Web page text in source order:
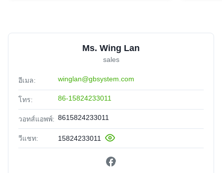
Ms. Wing Lan
sales
อีเมล: winglan@gbsystem.com
โทร: 86-15824233011
วอทส์แอพพ์: 8615824233011
วีแชท: 15824233011